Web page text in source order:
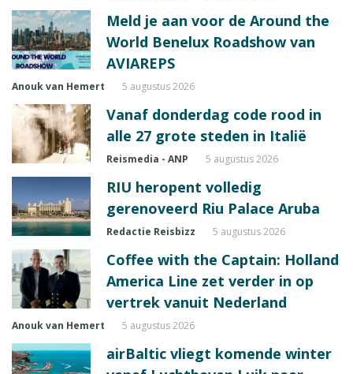
Meld je aan voor de Around the
World Benelux Roadshow van
AVIAREPS
Anouk van Hemert 5 augustus 2026
Vanaf donderdag code rood in
alle 27 grote steden in Italië
Reismedia - ANP 5 augustus 2026
RIU heropent volledig
gerenoveerd Riu Palace Aruba
Redactie Reisbizz 5 augustus 2026
Coffee with the Captain: Holland
America Line zet verder in op
vertrek vanuit Nederland
Anouk van Hemert 5 augustus 2026
airBaltic vliegt komende winter